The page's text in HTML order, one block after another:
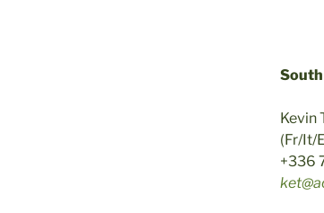
Kevin
(Fr/It/
+336